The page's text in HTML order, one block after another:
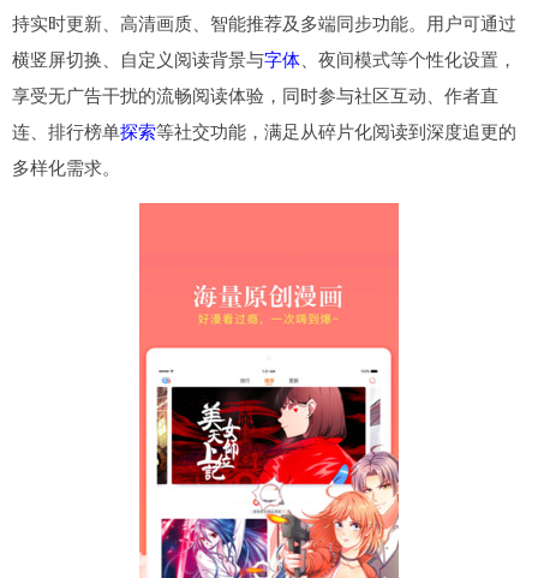
持实时更新、高清画质、智能推荐及多端同步功能。用户可通过
横竖屏切换、自定义阅读背景与字体 、夜间模式等个性化设置，
享受无广告干扰的流畅阅读体验，同时参与社区互动、作者直
连、排行榜单探索等社交功能，满足从碎片化阅读到深度追更的
多样化需求。